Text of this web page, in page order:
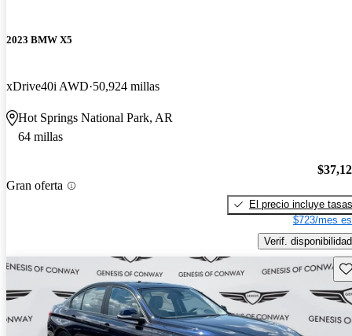
2023 BMW X5
xDrive40i AWD 50,924 millas
Hot Springs National Park, AR
64 millas
Gran oferta
El precio incluye tasas
$723/mes
Verif. disponibilidad